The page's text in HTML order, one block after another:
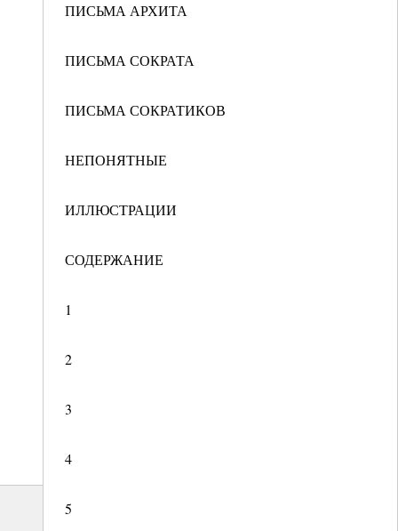
ПИСЬМА АРХИТА
ПИСЬМА СОКРАТА
ПИСЬМА СОКРАТИКОВ
НЕПОНЯТНЫЕ
ИЛЛЮСТРАЦИИ
СОДЕРЖАНИЕ
1
2
3
4
5